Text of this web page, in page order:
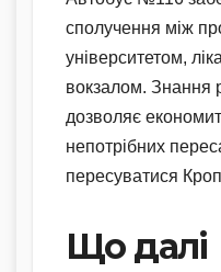
сполучення між
університетом,
вокзалом. Знання
дозволяє
непотрібних
пересуватися
Що далі